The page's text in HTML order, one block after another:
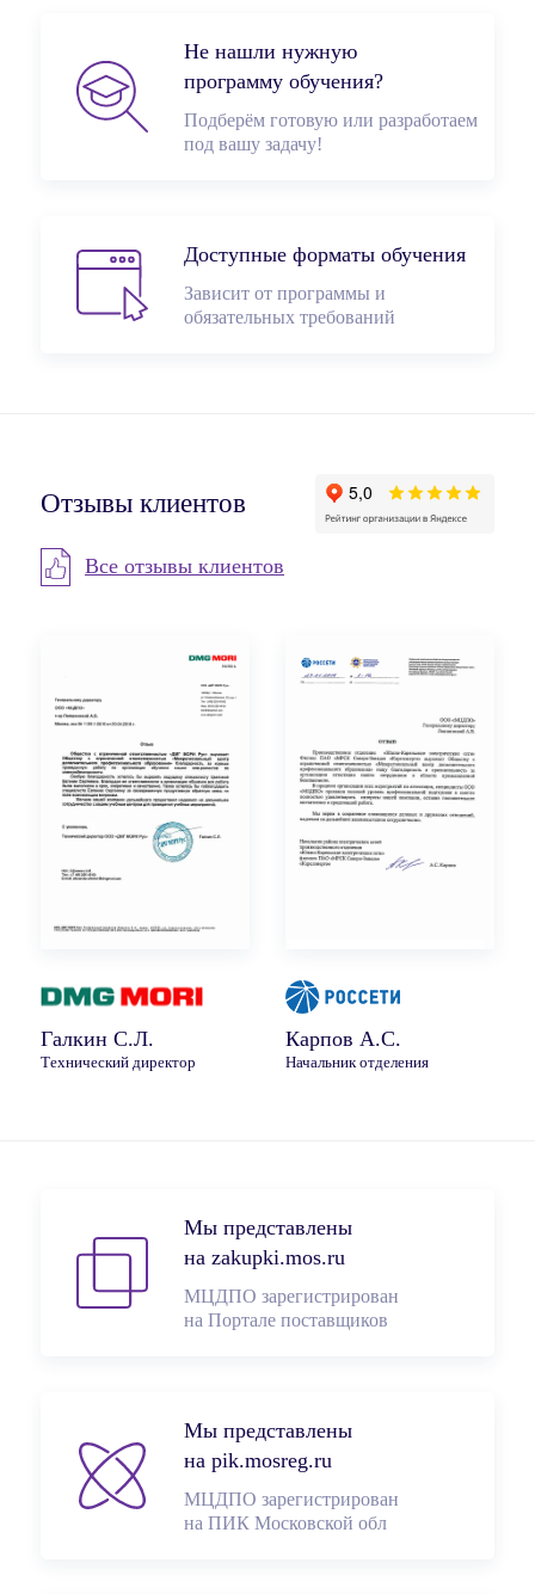
Не нашли нужную
программу обучения?
Подберём готовую или разработаем
под вашу задачу!
Доступные форматы обучения
Зависит от программы и
обязательных требований
Отзывы клиентов
Все отзывы клиентов
Галкин С.Л.
Технический директор
Карпов А.С.
Начальник отделения
Мы представлены
на zakupki.mos.ru
МЦДПО зарегистрирован
на Портале поставщиков
Мы представлены
на pik.mosreg.ru
МЦДПО зарегистрирован
на ПИК Московской обл